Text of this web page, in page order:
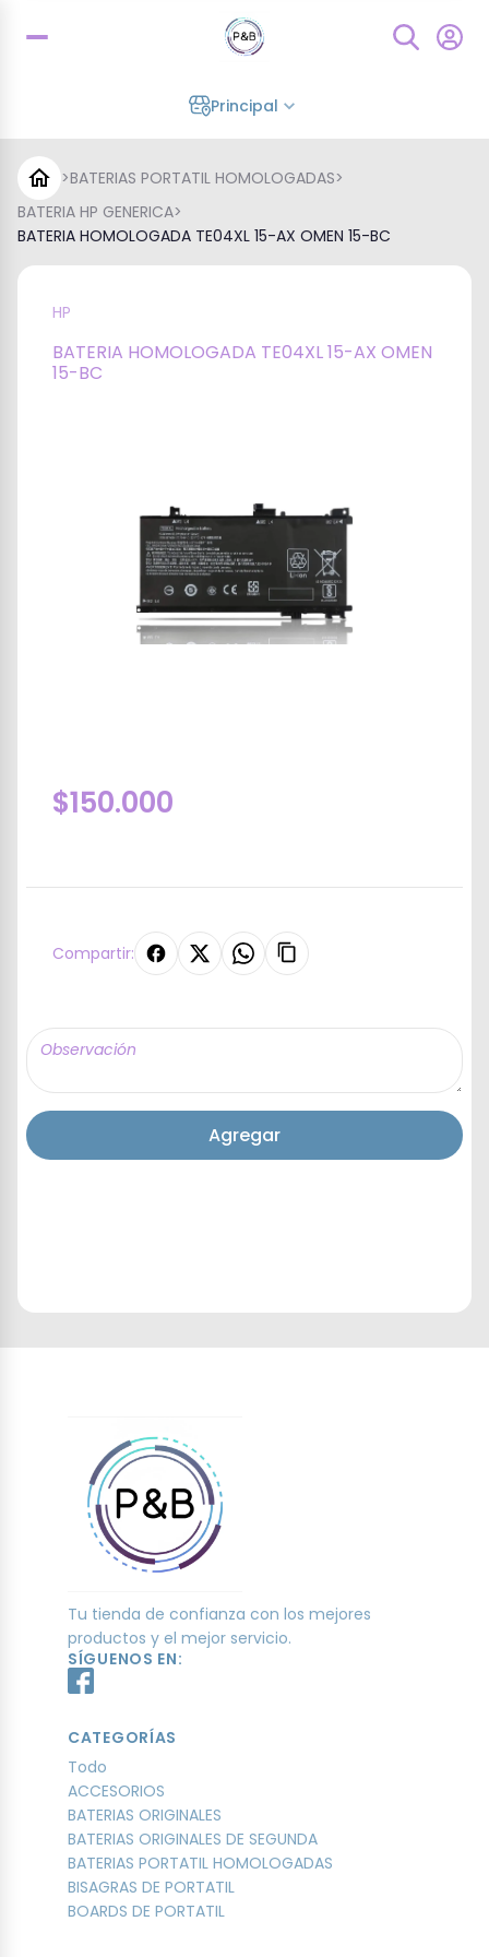
Principal
>BATERIAS PORTATIL HOMOLOGADAS>
BATERIA HP GENERICA>
BATERIA HOMOLOGADA TE04XL 15-AX OMEN 15-BC
HP
BATERIA HOMOLOGADA TE04XL 15-AX OMEN
15-BC
$150.000
Compartir:
Agregar
Tu tienda de confianza con los mejores
productos y el mejor servicio.
SÍGUENOS EN:
CATEGORÍAS
Todo
ACCESORIOS
BATERIAS ORIGINALES
BATERIAS ORIGINALES DE SEGUNDA
BATERIAS PORTATIL HOMOLOGADAS
BISAGRAS DE PORTATIL
BOARDS DE PORTATIL